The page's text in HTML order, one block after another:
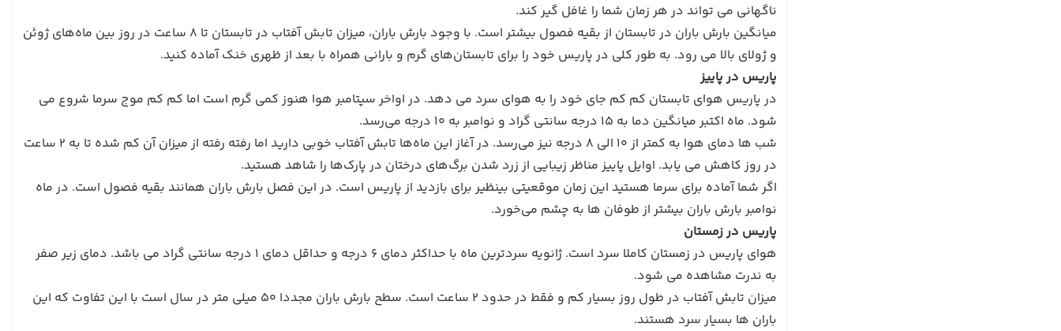
ناگهانی می تواند در هر زمان شما را غافل گیر کند.
میانگین بارش باران در تابستان از بقیه فصول بیشتر است. با وجود بارش باران، میزان تابش آفتاب در تابستان تا ۸ ساعت در روز بین ماه‌های ژوئن
و ژولای بالا می رود. به طور کلی در پاریس خود را برای تابستان‌های گرم و بارانی همراه با بعد از ظهری خنک آماده کنید.
پاریس در پاییز
در پاریس هوای تابستان کم کم جای خود را به هوای سرد می دهد. در اواخر سپتامبر هوا هنوز کمی‌ گرم است اما کم کم موج سرما شروع می
شود. ماه اکتبر میانگین دما به 15 درجه سانتی گراد و نوامبر به 10 درجه می‌رسد.
شب‌ ها دمای هوا به کمتر از 10 الی 8 درجه نیز می‌رسد. در آغاز این ماه‌ها تابش آفتاب خوبی‌ دارید اما رفته رفته از میزان آن کم شده تا به ۲ ساعت
در روز کاهش می یابد. اوایل پاییز مناظر زیبایی‌ از زرد شدن برگ‌های درختان در پارک‌ها را شاهد هستید.
اگر شما آماده برای سرما هستید این زمان موقعیتی بینظیر برای بازدید از پاریس است. در این فصل بارش باران همانند بقیه فصول است. در ماه
نوامبر بارش باران بیشتر از طوفان ها به چشم می‌خورد.
پاریس در زمستان
هوای پاریس در زمستان کاملا سرد است. ژانویه سردترین ماه با حداکثر دمای 6 درجه و حداقل دمای 1 درجه سانتی گراد می باشد. دمای زیر صفر
به ندرت مشاهده می شود.
میزان تابش آفتاب در طول روز بسیار کم و فقط در حدود 2 ساعت است. سطح بارش باران مجددا 50 میلی‌ متر در سال است با این تفاوت که این
باران ها بسیار سرد هستند.